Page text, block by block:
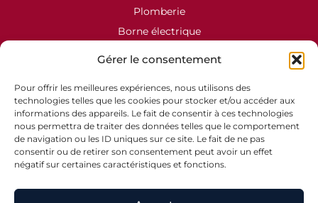
Gérer le consentement
Pour offrir les meilleures expériences, nous utilisons des
technologies telles que les cookies pour stocker et/ou accéder aux
informations des appareils. Le fait de consentir à ces technologies
nous permettra de traiter des données telles que le comportement
de navigation ou les ID uniques sur ce site. Le fait de ne pas
consentir ou de retirer son consentement peut avoir un effet
négatif sur certaines caractéristiques et fonctions.
Plomberie
Borne électrique
Contact
02 99 48 12 27
accueil@plm.bzh
12 Rue de l'Armée Patton,
35120 Dol-de-Bretagne